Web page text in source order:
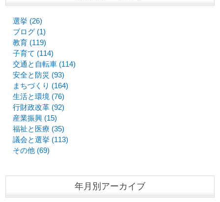
選挙 (26)
ブログ (1)
教育 (119)
子育て (114)
交通と自転車 (114)
安全と防災 (93)
まちづくり (164)
生活と環境 (76)
行財政改革 (92)
産業振興 (15)
福祉と医療 (35)
議会と選挙 (113)
その他 (69)
年月別アーカイブ